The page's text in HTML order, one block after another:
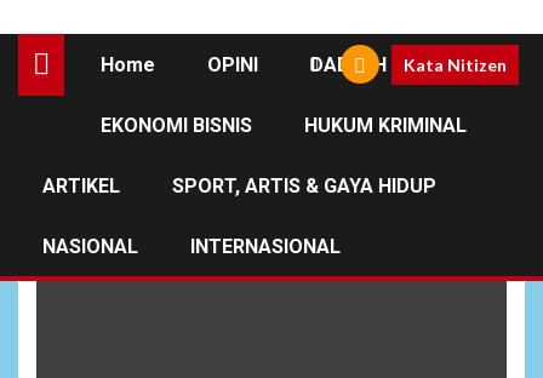
Home OPINI DAERAH
EKONOMI BISNIS HUKUM KRIMINAL
ARTIKEL SPORT, ARTIS & GAYA HIDUP
NASIONAL INTERNASIONAL
Kata Nitizen